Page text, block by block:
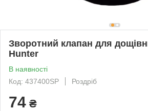
Зворотний клапан для
Hunter
В наявності
Код: 437400SP
Роздріб
74 ₴